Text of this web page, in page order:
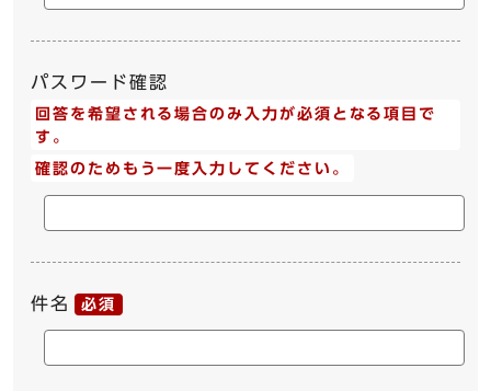
パスワード確認
回答を希望される場合のみ入力が必須となる項目で
す。
確認のためもう一度入力してください。
件名 必須